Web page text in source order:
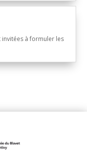
à formuler les